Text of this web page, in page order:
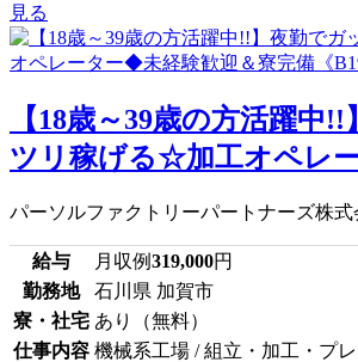
見る
【18歳～39歳の方活躍中
ツリ稼げる☆加工オペレ
パーソルファクトリーパートナーズ株式
給与 月収例319,000円
勤務地
石川県 加賀市
寮・社宅 あり（無料）
仕事内容 機械系工場 / 組立・加工・プ